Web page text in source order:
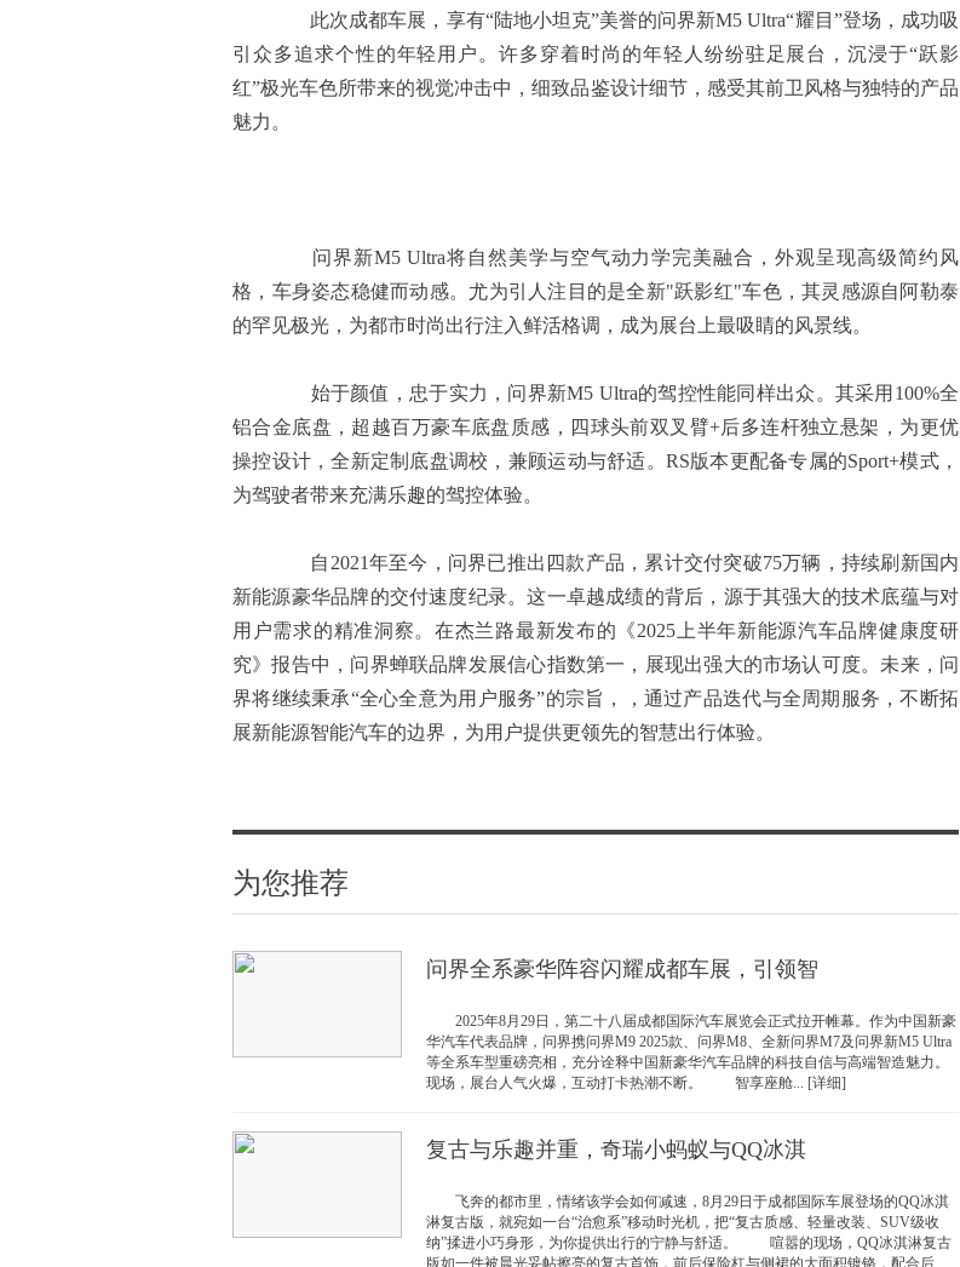
此次成都车展，享有“陆地小坦克”美誉的问界新M5 Ultra“耀目”登场，成功吸
引众多追求个性的年轻用户。许多穿着时尚的年轻人纷纷驻足展台，沉浸于“跃影
红”极光车色所带来的视觉冲击中，细致品鉴设计细节，感受其前卫风格与独特的产品
魅力。
问界新M5 Ultra将自然美学与空气动力学完美融合，外观呈现高级简约风
格，车身姿态稳健而动感。尤为引人注目的是全新"跃影红"车色，其灵感源自阿勒泰
的罕见极光，为都市时尚出行注入鲜活格调，成为展台上最吸睛的风景线。
始于颜值，忠于实力，问界新M5 Ultra的驾控性能同样出众。其采用100%全
铝合金底盘，超越百万豪车底盘质感，四球头前双叉臂+后多连杆独立悬架，为更优
操控设计，全新定制底盘调校，兼顾运动与舒适。RS版本更配备专属的Sport+模式，
为驾驶者带来充满乐趣的驾控体验。
自2021年至今，问界已推出四款产品，累计交付突破75万辆，持续刷新国内
新能源豪华品牌的交付速度纪录。这一卓越成绩的背后，源于其强大的技术底蕴与对
用户需求的精准洞察。在杰兰路最新发布的《2025上半年新能源汽车品牌健康度研
究》报告中，问界蝉联品牌发展信心指数第一，展现出强大的市场认可度。未来，问
界将继续秉承“全心全意为用户服务”的宗旨，，通过产品迭代与全周期服务，不断拓
展新能源智能汽车的边界，为用户提供更领先的智慧出行体验。
为您推荐
问界全系豪华阵容闪耀成都车展，引领智
2025年8月29日，第二十八届成都国际汽车展览会正式拉开帷幕。作为中国新豪
华汽车代表品牌，问界携问界M9 2025款、问界M8、全新问界M7及问界新M5 Ultra
等全系车型重磅亮相，充分诠释中国新豪华汽车品牌的科技自信与高端智造魅力。
现场，展台人气火爆，互动打卡热潮不断。 智享座舱... [详细]
复古与乐趣并重，奇瑞小蚂蚁与QQ冰淇
飞奔的都市里，情绪该学会如何减速，8月29日于成都国际车展登场的QQ冰淇
淋复古版，就宛如一台“治愈系”移动时光机，把“复古质感、轻量改装、SUV级收
纳”揉进小巧身形，为你提供出行的宁静与舒适。 喧嚣的现场，QQ冰淇淋复古
版如一件被晨光妥帖擦亮的复古首饰，前后保险杠与侧裙的大面积镀铬，配合后...